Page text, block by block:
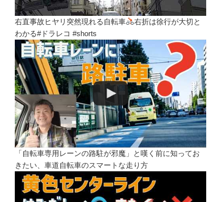
右直事故ヒヤリ突然現れる自転車
右折は徐行が大切と
わかる#ドラレコ #shorts
「自転車専用レーンの路駐が邪魔」と嘆く前に知ってお
きたい、車道自転車のスマートな走り方